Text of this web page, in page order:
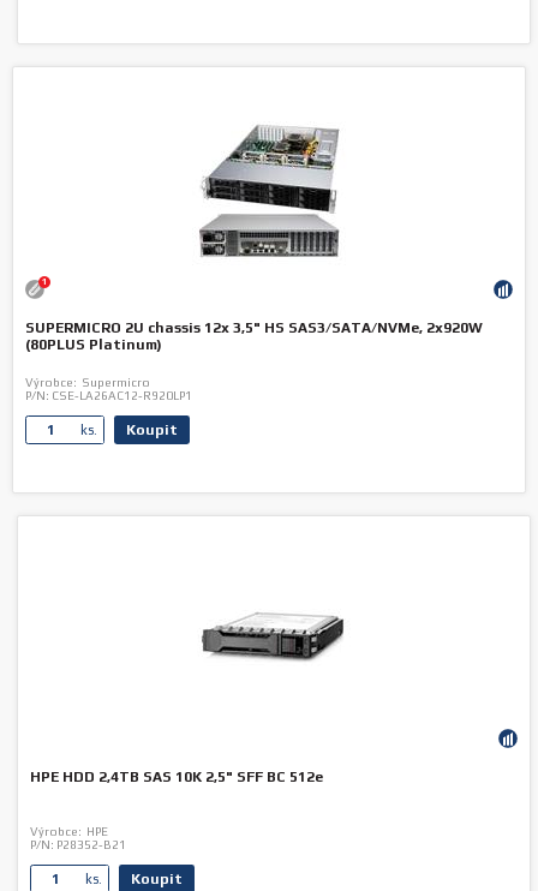
1
SUPERMICRO 2U chassis 12x 3,5" HS SAS3/SATA/NVMe, 2x920W
(80PLUS Platinum)
Výrobce: Supermicro
P/N: CSE-LA26AC12-R920LP1
ks. Koupit
HPE HDD 2,4TB SAS 10K 2,5" SFF BC 512e
Výrobce: HPE
P/N: P28352-B21
ks. Koupit